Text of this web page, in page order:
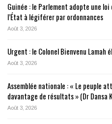
Guinée : le Parlement adopte une
l’État à légiférer par ordonnances
Août 3, 2026
Urgent : le Colonel Bienvenu Lamah
Août 3, 2026
Assemblée nationale : « Le peuple
davantage de résultats » (Dr Dansa
Août 3, 2026